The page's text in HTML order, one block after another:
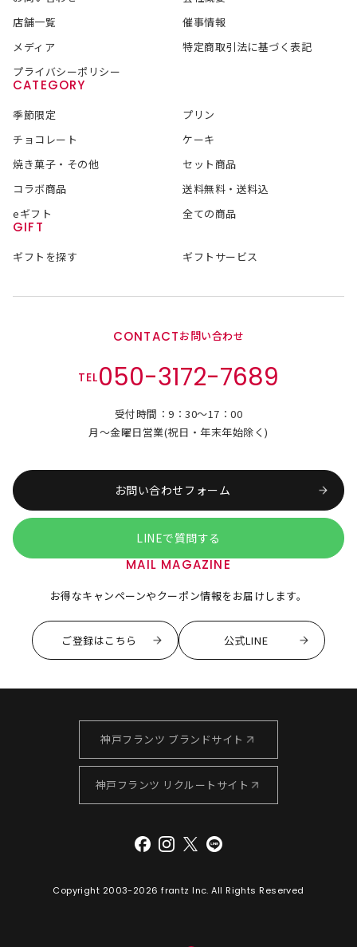
店舗一覧
催事情報
メディア
特定商取引法に基づく表記
プライバシーポリシー
CATEGORY
季節限定
プリン
チョコレート
ケーキ
焼き菓子・その他
セット商品
コラボ商品
送料無料・送料込
eギフト
全ての商品
GIFT
ギフトを探す ギフトサービス
CONTACTお問い合わせ
TEL050-3172-7689
受付時間：9：30～17：00
月～金曜日営業(祝日・年末年始除く)
お問い合わせフォーム
LINEで質問する
MAIL MAGAZINE
お得なキャンペーンやクーポン情報をお届けします。
ご登録はこちら 公式LINE
神戸フランツ ブランドサイト
神戸フランツ リクルートサイト
Copyright 2003-2026 frantz Inc. All Rights Reserved